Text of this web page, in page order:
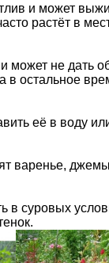
и может
растёт в
может не дать
в остальное
её в воду
варенье,
в суровых